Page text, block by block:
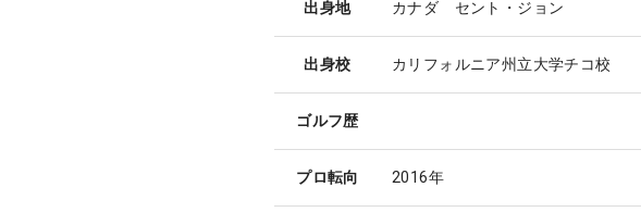
出身地 カナダ セント・ジョン
出身校 カリフォルニア州立大学チコ校
ゴルフ歴
プロ転向 2016年